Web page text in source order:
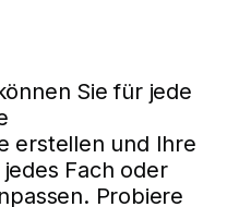
Sie für jede
erstellen und Ihre
Fach oder
Probiere